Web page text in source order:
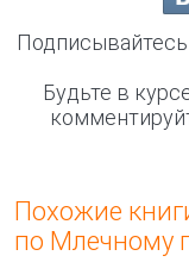
Будьте в
Похожие
по Млечному